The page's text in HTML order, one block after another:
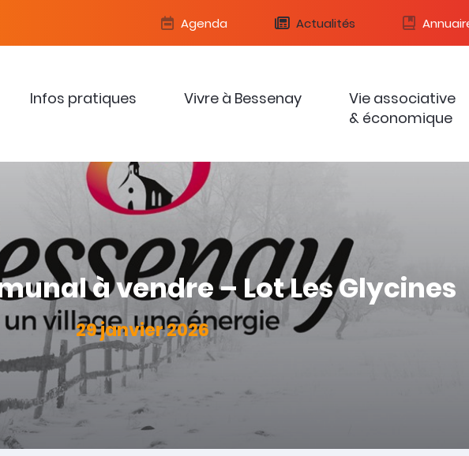
Agenda Actualités
Infos pratiques Vivre à Bessenay
Vie associative
& économique
à vendre – Lot Les Glycines
29 janvier 2026